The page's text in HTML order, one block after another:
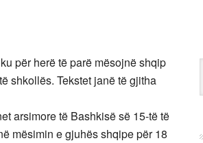
për herë të parë mësojnë shqip
shkollës. Tekstet janë të gjitha
arsimore të Bashkisë së 15-të të
mësimin e gjuhës shqipe për 18